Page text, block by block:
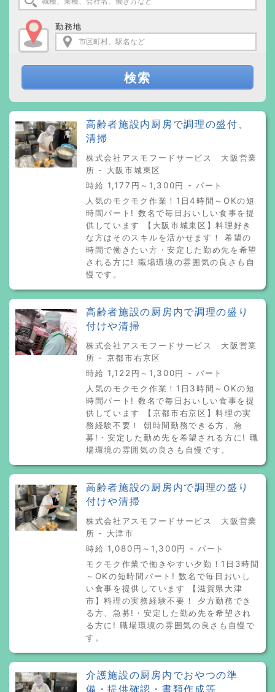
勤務地
検索
高齢者施設内厨房で調理の盛付、
清掃
株式会社アスモフードサービス 大阪営業
所 - 大阪市城東区
時給 1,177円～1,300円 - パート
人気のモクモク作業！1日4時間～OKの短
時間パート! 数名で毎日おいしい食事を提
供しています 【大阪市城東区】料理好き
な方はそのスキルを活かせます！ 希望の
時間で働きたい方・安定した勤め先を希望
される方に! 職場環境の雰囲気の良さも自
慢です。
高齢者施設の厨房内で調理の盛り
付けや清掃
株式会社アスモフードサービス 大阪営業
所 - 京都市右京区
時給 1,122円～1,300円 - パート
人気のモクモク作業！1日3時間～OKの短
時間パート! 数名で毎日おいしい食事を提
供しています 【京都市右京区】料理の実
務経験不要！ 朝時間勤務できる方、急
募!・安定した勤め先を希望される方に! 職
場環境の雰囲気の良さも自慢です。
高齢者施設の厨房内で調理の盛り
付けや清掃
株式会社アスモフードサービス 大阪営業
所 - 大津市
時給 1,080円～1,300円 - パート
モクモク作業で働きやすい夕勤！1日3時間
～OKの短時間パート! 数名で毎日おいし
い食事を提供しています 【滋賀県大津
市】料理の実務経験不要！ 夕方勤務でき
る方、急募!・安定した勤め先を希望され
る方に! 職場環境の雰囲気の良さも自慢で
す。
介護施設の厨房内でおやつの準
備・提供確認・書類作成等